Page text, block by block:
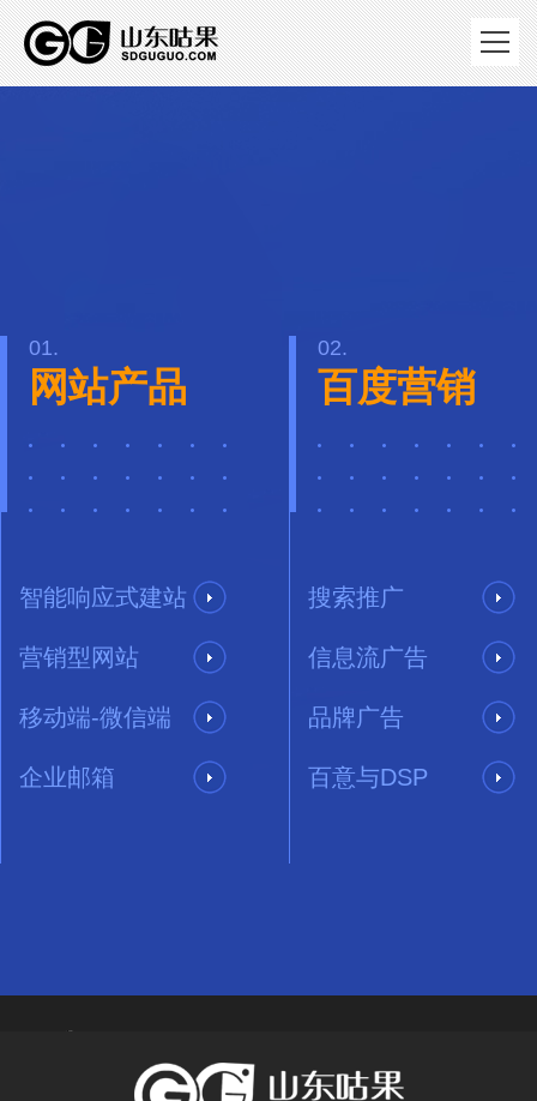
01.
网站产品
智能响应式建站
营销型网站
移动端-微信端
企业邮箱
02.
百度营销
搜索推广
信息流广告
品牌广告
百意与DSP
菏 泽
济 宁
泰 安
莱 芜